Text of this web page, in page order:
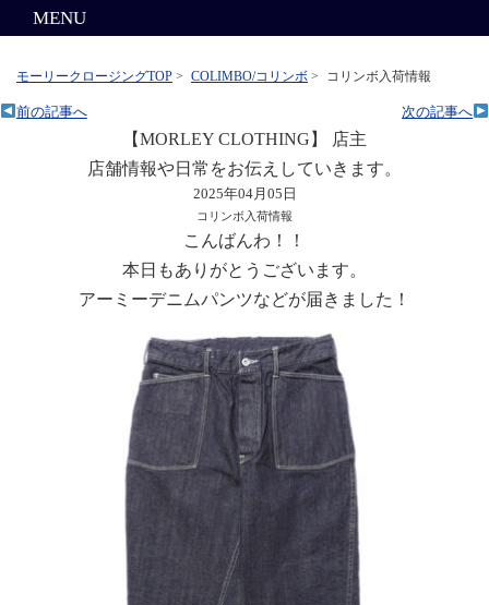
MENU
モーリークロージングTOP > COLIMBO/コリンボ > コリンボ入荷情報
次の記事へ
前の記事へ
【MORLEY CLOTHING】 店主
店舗情報や日常をお伝えしていきます。
2025年04月05日
コリンボ入荷情報
こんばんわ！！
本日もありがとうございます。
アーミーデニムパンツなどが届きました！